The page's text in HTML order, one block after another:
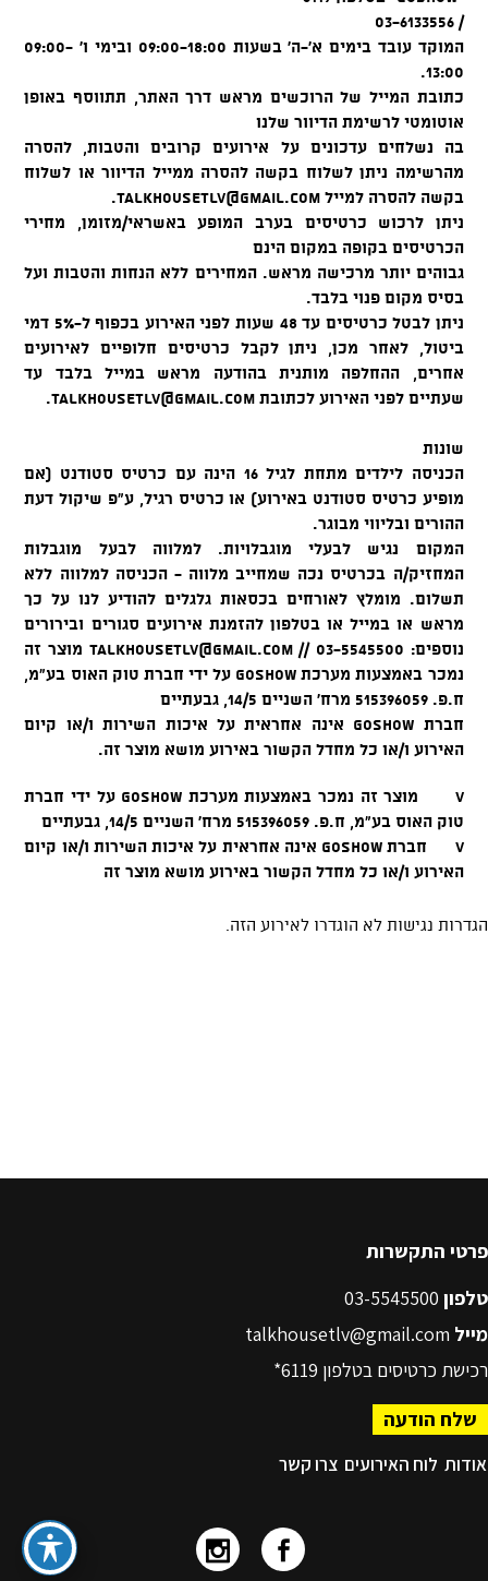
פרטי התקשרות
טלפון
מייל talkhousetlv@gmail.com
רכישת כרטיסים בטלפון 6119*
שלח הודעה
אודות לוח האירועים צרו קשר